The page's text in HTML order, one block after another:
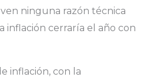
ninguna razón técnica
inflación cerraría el año con
inflación, con la